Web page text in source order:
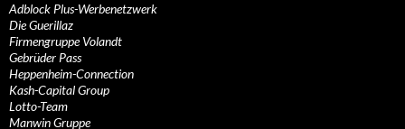
Adblock Plus-Werbenetzwerk
Die Guerillaz
Firmengruppe Volandt
Gebrüder Pass
Heppenheim-Connection
Kash-Capital Group
Lotto-Team
Manwin Gruppe